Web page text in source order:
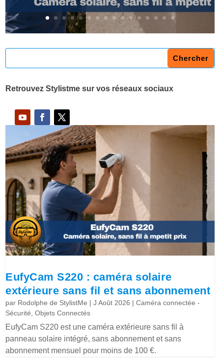
Retrouvez Stylistme sur vos réseaux sociaux
EufyCam S220 : caméra solaire
extérieure sans fil et sans abonnement
par Rodolphe de StylistMe |J Août 2026 |Caméra connectée -
Sécurité ,Objets Connectés
EufyCam S220 est une caméra extérieure sans fil à
panneau solaire intégré, sans abonnement et sans
abonnement mensuel pour moins de 100 €.